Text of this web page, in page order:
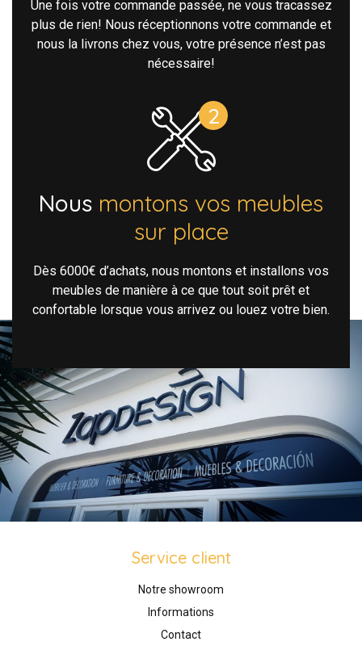
Une fois votre commande passée, ne vous tracassez
plus de rien! Nous réceptionnons votre commande et
nous la livrons chez vous, votre présence n’est pas
nécessaire!
Nous montons vos meubles
sur place
Dès 6000€ d’achats, nous montons et installons vos
meubles de manière à ce que tout soit prêt et
confortable lorsque vous arrivez ou louez votre bien.
Service client
Notre showroom
Informations
Contact